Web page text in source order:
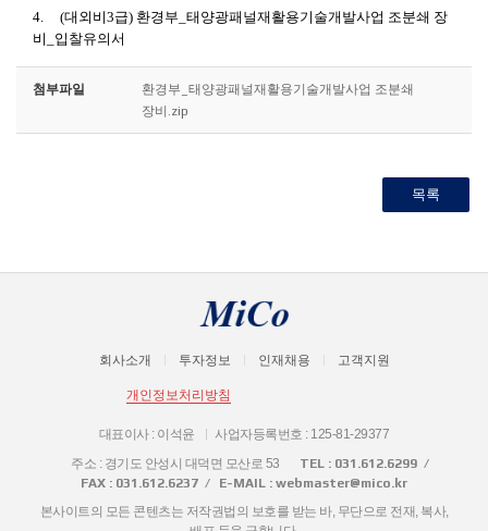
4. (대외비3급) 환경부_태양광패널재활용기술개발사업 조분쇄 장
비_입찰유의서
첨부파일
환경부_태양광패널재활용기술개발사업 조분쇄
장비.zip
목록
회사소개 투자정보 인재채용 고객지원
개인정보처리방침
대표이사 : 이석윤
사업자등록번호 : 125-81-29377
주소 : 경기도 안성시 대덕면 모산로 53
TEL : 031.612.6299
FAX : 031.612.6237
E-MAIL : webmaster@mico.kr
본사이트의 모든 콘텐츠는 저작권법의 보호를 받는 바, 무단으로 전재, 복사,